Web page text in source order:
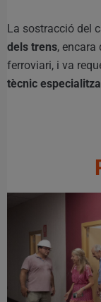
La sostracció del
dels trens, encara
ferroviari, i va
tècnic